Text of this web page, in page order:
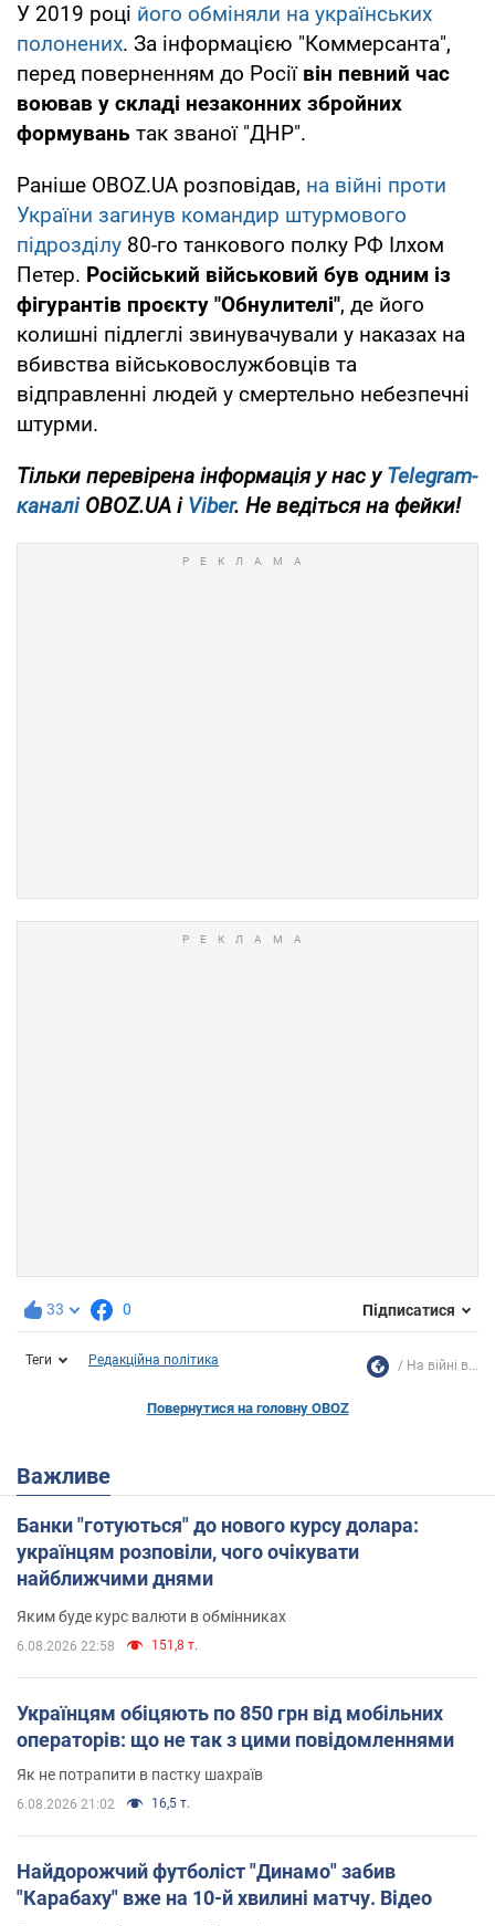
У 2019 році його обміняли на українських
полонених. За інформацією "Коммерсанта",
перед поверненням до Росії він певний час
воював у складі незаконних збройних
формувань так званої "ДНР".
Раніше OBOZ.UA розповідав, на війні проти
України загинув командир штурмового
підрозділу 80-го танкового полку РФ Ілхом
Петер. Російський військовий був одним із
фігурантів проєкту "Обнулителі", де його
колишні підлеглі звинувачували у наказах на
вбивства військовослужбовців та
відправленні людей у смертельно небезпечні
штурми.
Тільки перевірена інформація у нас уTelegram-
каналіOBOZ.UA і Viber. Не ведіться на фейки!
33 0 Підписатися
Теги Редакційна політика На війні в...
Повернутися на головну OBOZ
Важливе
Банки "готуються" до нового курсу долара:
українцям розповіли, чого очікувати
найближчими днями
Яким буде курс валюти в обмінниках
6.08.2026 22:58 151,8 т.
Українцям обіцяють по 850 грн від мобільних
операторів: що не так з цими повідомленнями
Як не потрапити в пастку шахраїв
6.08.2026 21:02 16,5 т.
Найдорожчий футболіст "Динамо" забив
"Карабаху" вже на 10-й хвилині матчу. Відео